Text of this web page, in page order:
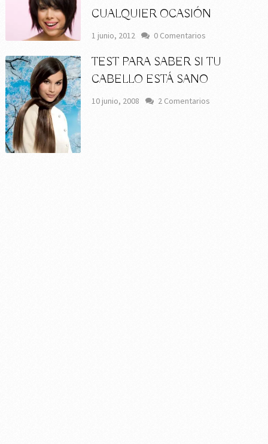
CUALQUIER OCASIÓN
1 junio, 2012 0 Comentarios
TEST PARA SABER SI TU
CABELLO ESTÁ SANO
10 junio, 2008 2 Comentarios